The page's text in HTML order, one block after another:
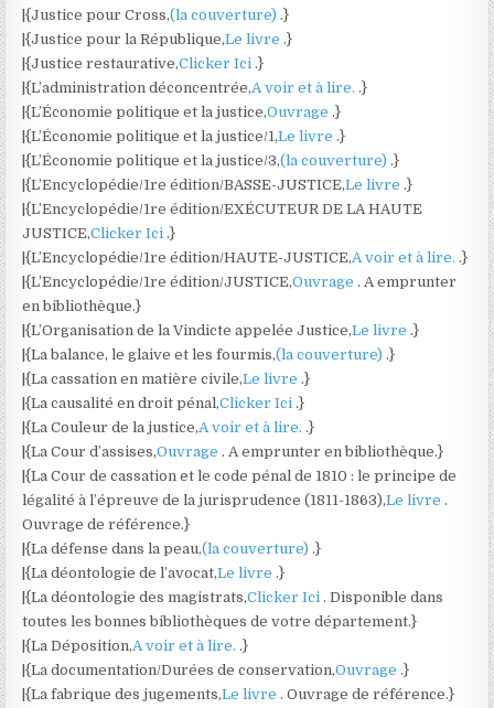
|{Justice pour Cross,(la couverture) .}
|{Justice pour la République,Le livre .}
|{Justice restaurative,Clicker Ici .}
|{L’administration déconcentrée,A voir et à lire. .}
|{L’Économie politique et la justice,Ouvrage .}
|{L’Économie politique et la justice/1,Le livre .}
|{L’Économie politique et la justice/3,(la couverture) .}
|{L’Encyclopédie/1re édition/BASSE-JUSTICE,Le livre .}
|{L’Encyclopédie/1re édition/EXÉCUTEUR DE LA HAUTE
JUSTICE,Clicker Ici .}
|{L’Encyclopédie/1re édition/HAUTE-JUSTICE,A voir et à lire. .}
|{L’Encyclopédie/1re édition/JUSTICE,Ouvrage . A emprunter
en bibliothèque.}
|{L’Organisation de la Vindicte appelée Justice,Le livre .}
|{La balance, le glaive et les fourmis,(la couverture) .}
|{La cassation en matière civile,Le livre .}
|{La causalité en droit pénal,Clicker Ici .}
|{La Couleur de la justice,A voir et à lire. .}
|{La Cour d’assises,Ouvrage . A emprunter en bibliothèque.}
|{La Cour de cassation et le code pénal de 1810 : le principe de
légalité à l’épreuve de la jurisprudence (1811-1863),Le livre .
Ouvrage de référence.}
|{La défense dans la peau,(la couverture) .}
|{La déontologie de l’avocat,Le livre .}
|{La déontologie des magistrats,Clicker Ici . Disponible dans
toutes les bonnes bibliothèques de votre département.}
|{La Déposition,A voir et à lire. .}
|{La documentation/Durées de conservation,Ouvrage .}
|{La fabrique des jugements,Le livre . Ouvrage de référence.}